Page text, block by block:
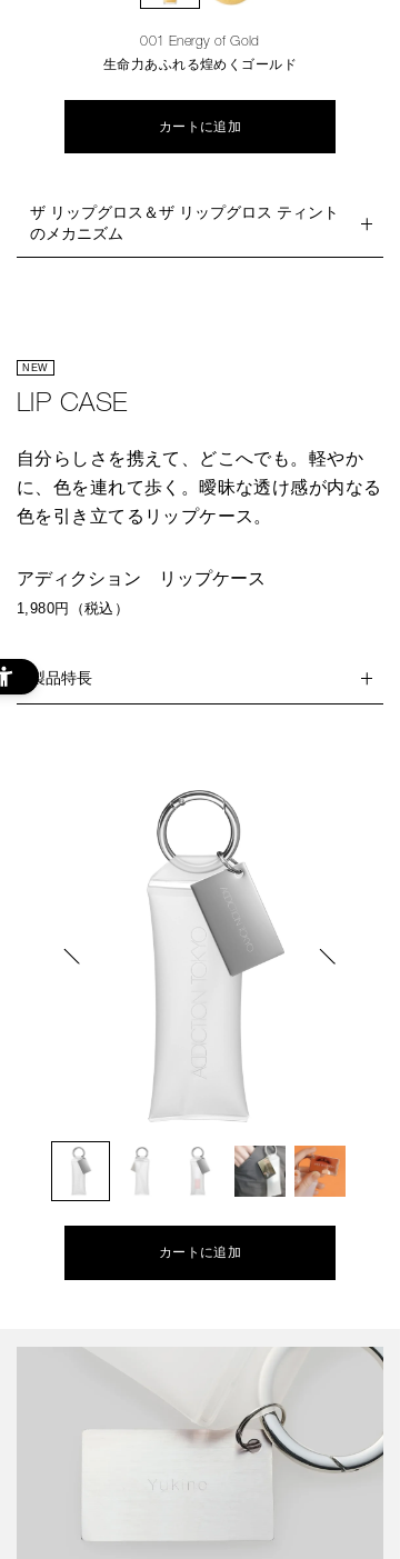
001 Energy of Gold
生命力あふれる煌めくゴールド
カートに追加
ザ リップグロス＆ザ リップグロス ティント
のメカニズム
NEW
LIP CASE
自分らしさを携えて、どこへでも。軽やか
に、色を連れて歩く。曖昧な透け感が内なる
色を引き立てるリップケース。
アディクション リップケース
1,980円（税込）
製品特長
カートに追加